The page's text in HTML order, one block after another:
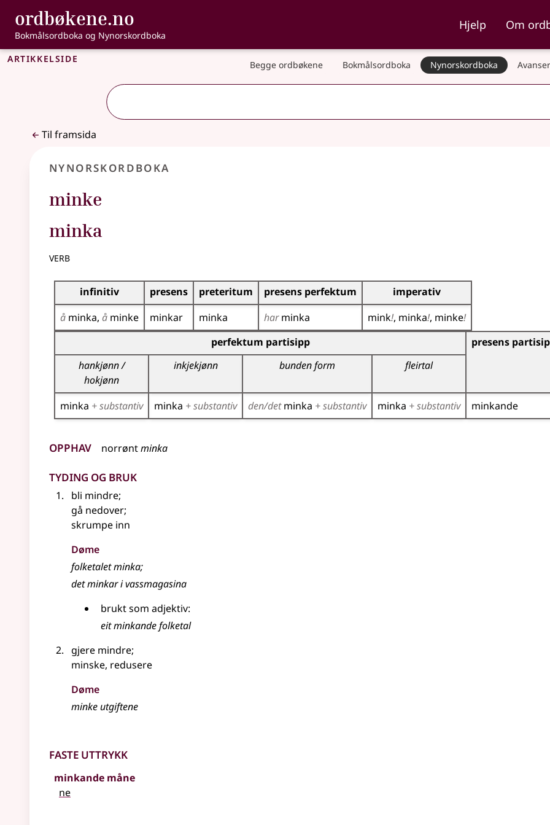
Gå til hovudinnhald
Tilgjenge
ordbøkene.no , Bokmålsordboka og Nynorskordboka
Bokmålsordboka og Nynorskordboka
Hjelp Om
Artikkelside Begge ordbøkene Bokmålsordboka Nynorskordboka
Til framsida
Nynorskordboka
minke
minka
verb
Bøyningstabell for dette verbet
infinitiv presens preteritum presens perfektum
imperativ
å minka å minke minkar minka harminka mink! minka! minke!
Bøyningstabell for dette verbet (partisippformer)
perfektum partisipp
presens
hankjønn /
hokjønn
inkjekjønn bunden form fleirtal
minka + substantiv minka + substantiv den/detminka + substantiv minka + substantiv minkande
Opphav norrøntminka
Tyding og bruk
bli mindre;
gå nedover;
skrumpe inn
Døme
folketalet minka;
det minkar i vassmagasina
brukt som adjektiv:
eit minkande folketal
gjere mindre;
minske, redusere
Døme
minke utgiftene
Faste uttrykk
minkande måne
ne